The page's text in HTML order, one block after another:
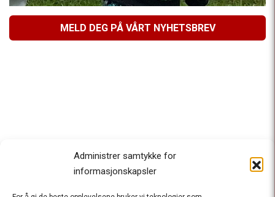
Administrer samtykke for
informasjonskapsler
MELD DEG PÅ VÅRT NYHETSBREV